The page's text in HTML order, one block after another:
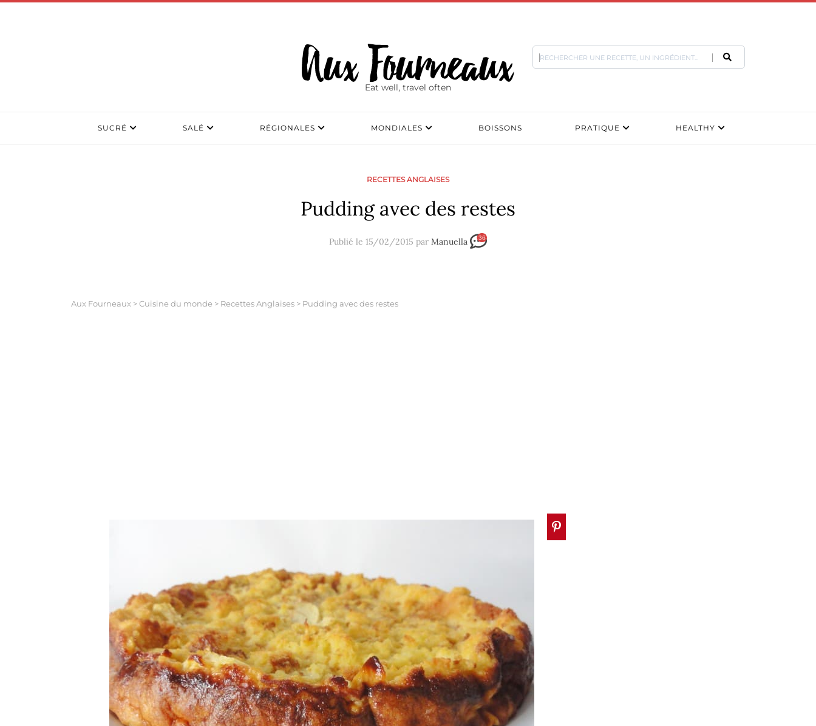
Eat well, travel often
SUCRÉ SALÉ RÉGIONALES MONDIALES BOISSONS PRATIQUE HEALTHY
RECETTES ANGLAISES
Pudding avec des restes
Publié le 15/02/2015 par Manuella 36
Aux Fourneaux >Cuisine du monde > Recettes Anglaises > Pudding avec des restes